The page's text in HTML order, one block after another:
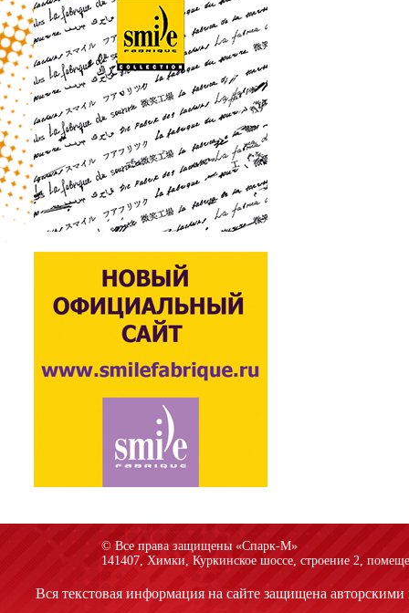
© Все права защищены «Спарк-M»
141407, Химки, Куркинское шоссе, строение 2,
Вся текстовая информация на сайте защищена